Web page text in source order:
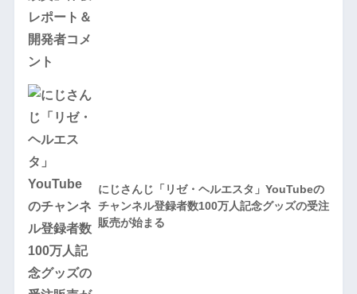
にじさんじ「リゼ・ヘルエスタ」YouTubeの
チャンネル登録者数100万人記念グッズの受注
販売が始まる